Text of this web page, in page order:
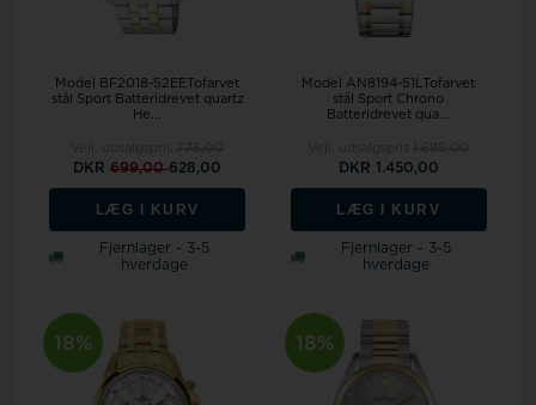
Model BF2018-52EETofarvet
stål Sport Batteridrevet quartz
He...
DKR699,00628,00
LÆG I KURV
Fjernlager - 3-5
hverdage
Model AN8194-51LTofarvet
stål Sport Chrono
Batteridrevet qua...
DKR 1.450,00
LÆG I KURV
Fjernlager - 3-5
hverdage
18% 18%